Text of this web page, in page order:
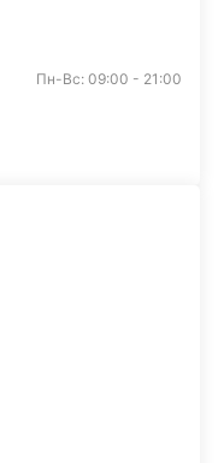
Пн-Вс: 09:00 - 21:00